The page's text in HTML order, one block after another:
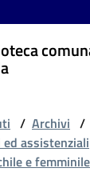
/ Archivi /
assistenziali
e femminile